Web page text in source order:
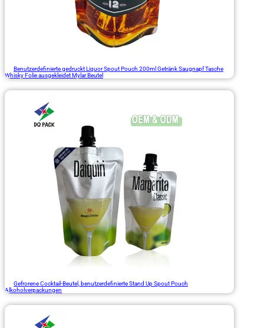
Benutzerdefinierte gedruckt Liquor Spout Pouch 200ml Getränk Saugnapf Tasche
Whisky Folie ausgekleidet Mylar Beutel
Gefrorene Cocktail-Beutel, benutzerdefinierte Stand Up Spout Pouch
Alkoholverpackungen